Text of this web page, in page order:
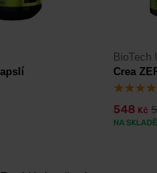
BioTech
Crea
548 Kč
NA SKLADĚ